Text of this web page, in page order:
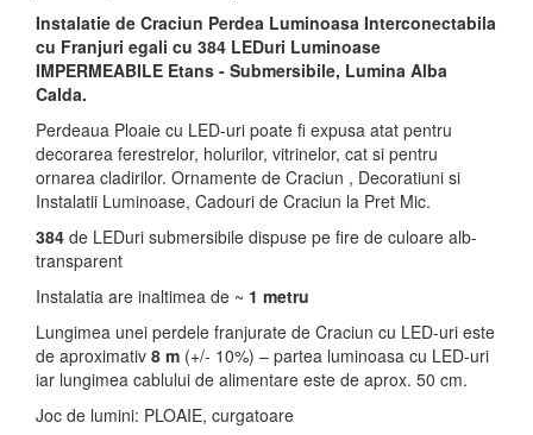
Instalatie de Craciun Perdea Luminoasa Interconectabila
cu Franjuri egali cu 384 LEDuri Luminoase
IMPERMEABILE Etans - Submersibile, Lumina Alba
Calda.
Perdeaua Ploaie cu LED-uri poate fi expusa atat pentru
decorarea ferestrelor, holurilor, vitrinelor, cat si pentru
ornarea cladirilor. Ornamente de Craciun , Decoratiuni si
Instalatii Luminoase, Cadouri de Craciun la Pret Mic.
384 de LEDuri submersibile dispuse pe fire de culoare alb-
transparent
Instalatia are inaltimea de ~ 1 metru
Lungimea unei perdele franjurate de Craciun cu LED-uri este
de aproximativ 8 m (+/- 10%) – partea luminoasa cu LED-uri
iar lungimea cablului de alimentare este de aprox. 50 cm.
Joc de lumini: PLOAIE, curgatoare